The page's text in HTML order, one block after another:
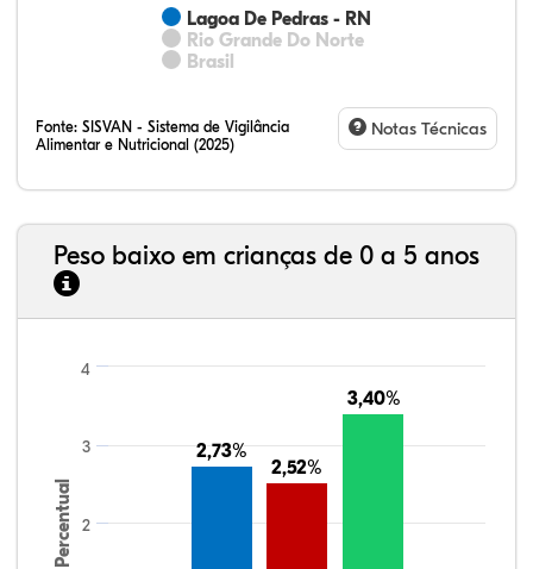
Lagoa De Pedras - RN
Rio Grande Do Norte
Brasil
Fonte: SISVAN - Sistema de Vigilância
Alimentar e Nutricional (2025)
Notas Técnicas
Peso baixo em crianças de 0 a 5 anos
Percentual
2,73%
2,73%
2,52%
2,52%
3,40%
3,40%
2
3
4